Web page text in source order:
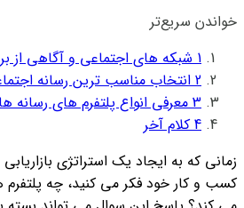
خواندن سریع‌تر
1 شبکه های اجتماعی و آگاهی از
2 انتخاب مناسب ترین رسانه
3 معرفی انواع پلتفرم های رسانه
4 کلام آخر
زمانی که به ایجاد یک استراتژی
کسب و کار خود فکر می کنید، چه